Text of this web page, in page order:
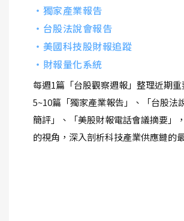
・獨家產業報告
・台股法說會報告
・美國科技股財報追蹤
・財報量化系統
每週1篇「台股觀察週報」整理近期
5~10篇「獨家產業報告」、「台股法
簡評」、「美股財報電話會議摘要」
的視角，深入剖析科技產業供應鏈的